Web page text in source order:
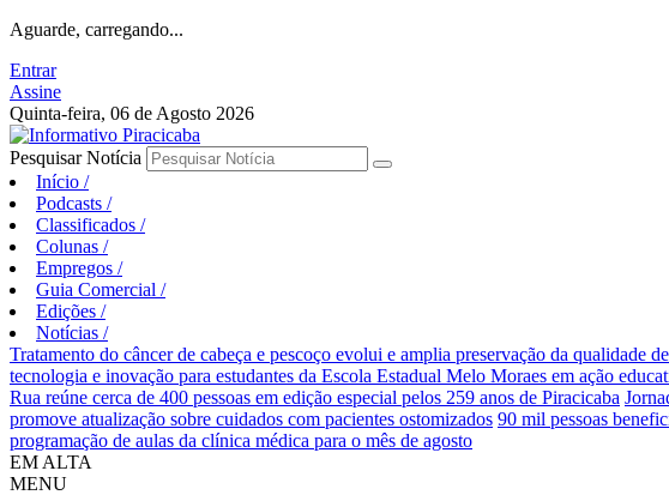
Aguarde, carregando...
Entrar
Assine
Quinta-feira, 06 de Agosto 2026
Pesquisar Notícia
Início /
Podcasts /
Classificados /
Colunas /
Empregos /
Guia Comercial /
Edições /
Notícias /
Tratamento do câncer de cabeça e pescoço evolui e amplia preservação da qualidade
tecnologia e inovação para estudantes da Escola Estadual Melo Moraes em ação
Rua reúne cerca de 400 pessoas em edição especial pelos 259 anos de Piracicaba
promove atualização sobre cuidados com pacientes ostomizados 90 mil pessoas
programação de aulas da clínica médica para o mês de agosto
EM ALTA
MENU